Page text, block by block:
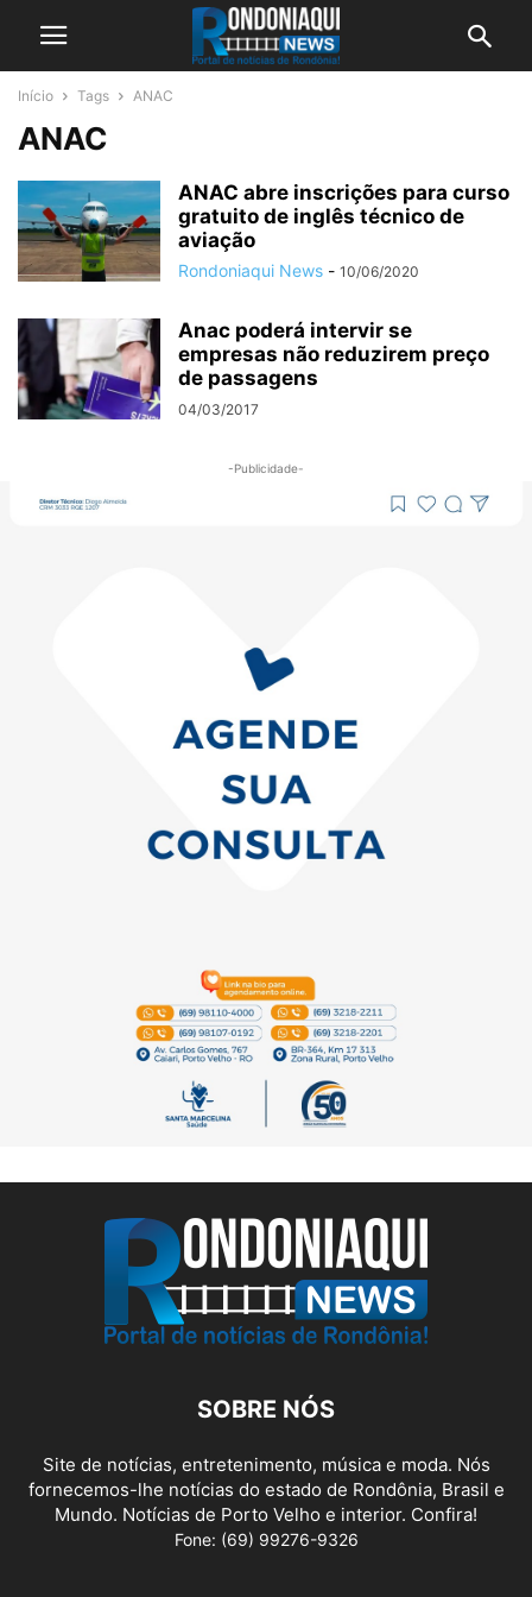
Início Tags ANAC
ANAC
ANAC abre inscrições para curso
gratuito de inglês técnico de
aviação
Rondoniaqui News - 10/06/2020
Anac poderá intervir se
empresas não reduzirem preço
de passagens
04/03/2017
-Publicidade-
SOBRE NÓS
Site de notícias, entretenimento, música e moda. Nós
fornecemos-lhe notícias do estado de Rondônia, Brasil e
Mundo. Notícias de Porto Velho e interior. Confira!
Fone: (69) 99276-9326